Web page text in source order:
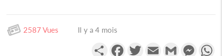
2587 Vues Il y a 4 mois
PartagerFacebookTwitterEmail Gmail